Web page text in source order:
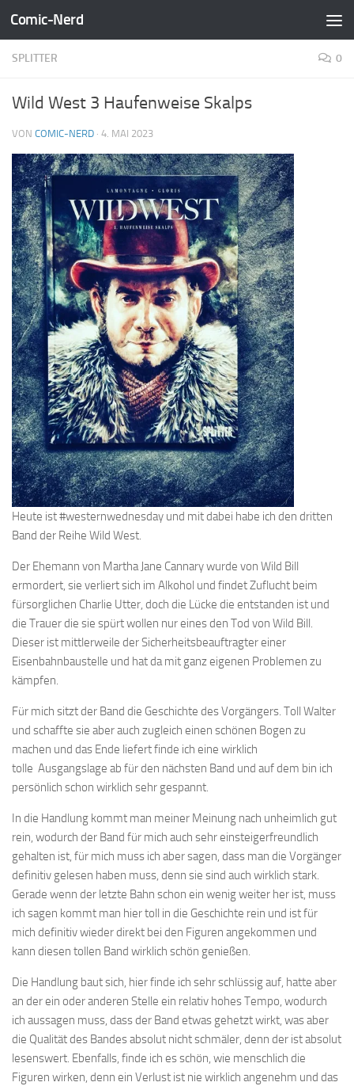
Zum Inhalt springen
Comic-Nerd
SPLITTER 0
Wild West 3 Haufenweise Skalps
VON COMIC-NERD · 4. MAI 2023
Heute ist #westernwednesday und mit dabei habe ich den dritten
Band der Reihe Wild West.
Der Ehemann von Martha Jane Cannary wurde von Wild Bill
ermordert, sie verliert sich im Alkohol und findet Zuflucht beim
fürsorglichen Charlie Utter, doch die Lücke die entstanden ist und
die Trauer die sie spürt wollen nur eines den Tod von Wild Bill.
Dieser ist mittlerweile der Sicherheitsbeauftragter einer
Eisenbahnbaustelle und hat da mit ganz eigenen Problemen zu
kämpfen.
Für mich sitzt der Band die Geschichte des Vorgängers. Toll Walter
und schaffte sie aber auch zugleich einen schönen Bogen zu
machen und das Ende liefert finde ich eine wirklich
tolle Ausgangslage ab für den nächsten Band und auf dem bin ich
persönlich schon wirklich sehr gespannt.
In die Handlung kommt man meiner Meinung nach unheimlich gut
rein, wodurch der Band für mich auch sehr einsteigerfreundlich
gehalten ist, für mich muss ich aber sagen, dass man die Vorgänger
definitiv gelesen haben muss, denn sie sind auch wirklich stark.
Gerade wenn der letzte Bahn schon ein wenig weiter her ist, muss
ich sagen kommt man hier toll in die Geschichte rein und ist für
mich definitiv wieder direkt bei den Figuren angekommen und
kann diesen tollen Band wirklich schön genießen.
Die Handlung baut sich, hier finde ich sehr schlüssig auf, hatte aber
an der ein oder anderen Stelle ein relativ hohes Tempo, wodurch
ich aussagen muss, dass der Band etwas gehetzt wirkt, was aber
die Qualität des Bandes absolut nicht schmäler, denn der ist absolut
lesenswert. Ebenfalls, finde ich es schön, wie menschlich die
Figuren wirken, denn ein Verlust ist nie wirklich angenehm und das